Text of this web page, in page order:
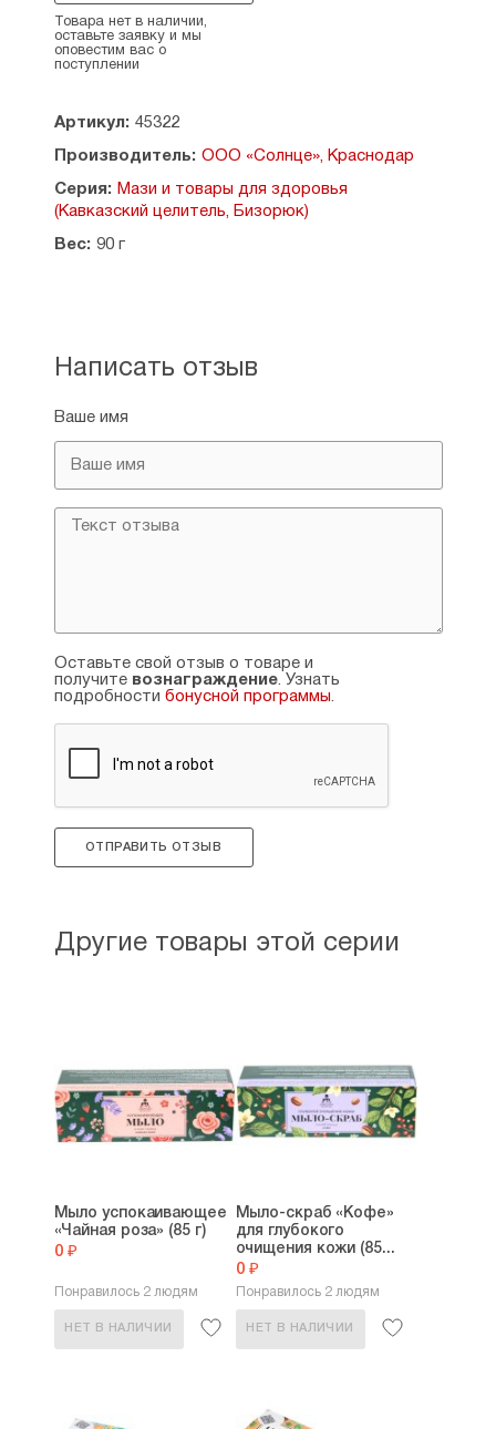
гиалуроновая кислота, витамин E, витамин С,
мёд кавказский.
Способ применения: небольшое количество мази
кожу лица и шеи. Использовать 1-2 раза в день.
Противопоказания: индивидуальная
непереносимость компонентов.
Срок годности: 24 месяца.
Товара нет в наличии,
оставьте заявку и мы
оповестим вас о
поступлении
Артикул: 45322
Производитель: ООО «Солнце», Краснодар
Серия: Мази и товары для здоровья
(Кавказский целитель, Бизорюк)
Вес: 90 г
Написать отзыв
Ваше имя
Оставьте свой отзыв о товаре и
получите вознаграждение. Узнать
подробности бонусной программы.
ОТПРАВИТЬ ОТЗЫВ
Другие товары этой серии
Мыло успокаивающее
«Чайная роза» (85 г)
0 ₽
Понравилось 2 людям
НЕТ В НАЛИЧИИ
Мыло-скраб «Кофе»
для глубокого
очищения кожи (85...
0 ₽
Понравилось 2 людям
НЕТ В НАЛИЧИИ